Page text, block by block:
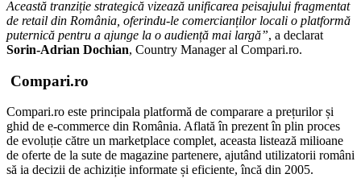
Această tranziție strategică vizează unificarea peisajului fragmentat
de retail din România, oferindu-le comercianților locali o platformă
puternică pentru a ajunge la o audiență mai largă”, a declarat
Sorin-Adrian Dochian, Country Manager al Compari.ro.
Compari.ro
Compari.ro este principala platformă de comparare a prețurilor și
ghid de e-commerce din România. Aflată în prezent în plin proces
de evoluție către un marketplace complet, aceasta listează milioane
de oferte de la sute de magazine partenere, ajutând utilizatorii români
să ia decizii de achiziție informate și eficiente, încă din 2005.